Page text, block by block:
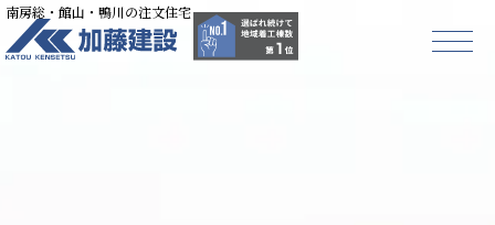
南房総・館山・鴨川の注文住宅